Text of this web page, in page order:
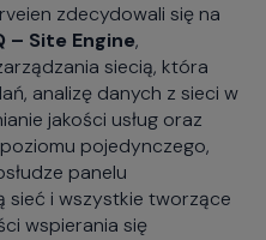
zdecydowali się na
– Site Engine,
siecią, która
analizę danych z sieci w
jakości usług oraz
pojedynczego,
panelu
sieć i wszystkie tworzące
wspierania się